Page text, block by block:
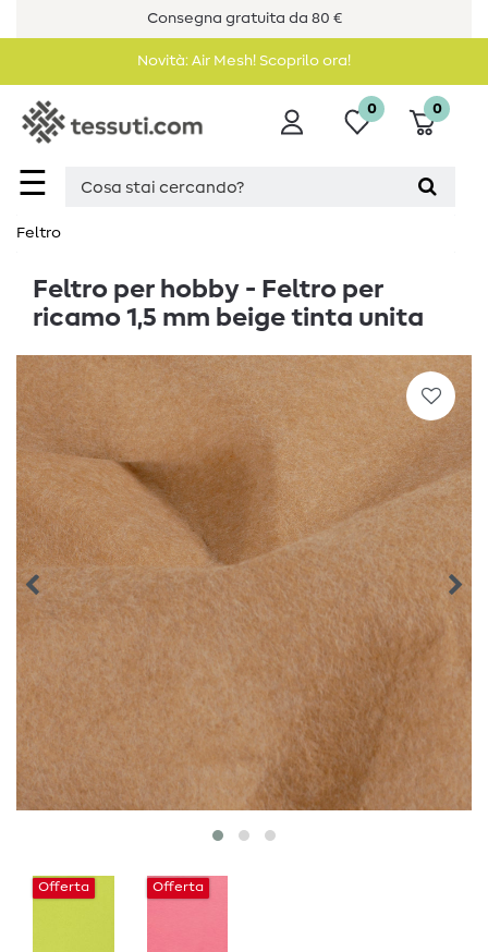
Consegna gratuita da 80 €
Novità: Air Mesh! Scoprilo ora!
☰
0 0
Feltro
Feltro per hobby - Feltro per
ricamo 1,5 mm beige tinta unita
Offerta Offerta